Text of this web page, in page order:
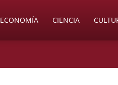
ECONOMÍA CIENCIA